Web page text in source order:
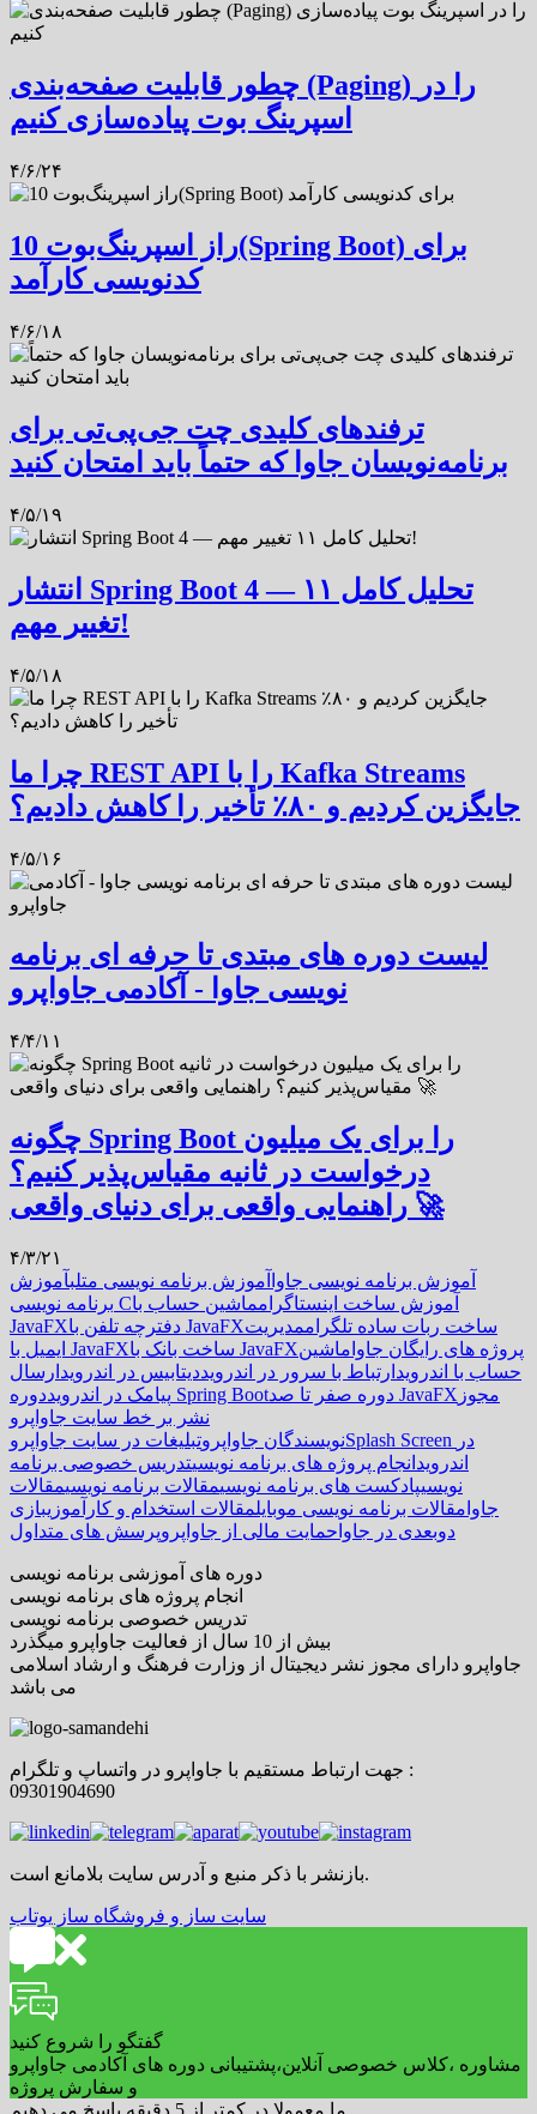
چطور قابلیت صفحه‌بندی (Paging) را در
اسپرینگ بوت پیاده‌سازی کنیم
۴/۶/۲۴
10 راز اسپرینگ‌بوت(Spring Boot) برای
کدنویسی کارآمد
۴/۶/۱۸
ترفندهای کلیدی چت جی‌پی‌تی برای
برنامه‌نویسان جاوا که حتماً باید امتحان کنید
۴/۵/۱۹
انتشار Spring Boot 4 — تحلیل کامل ۱۱
تغییر مهم!
۴/۵/۱۸
چرا ما REST API را با Kafka Streams
جایگزین کردیم و ۸۰٪ تأخیر را کاهش دادیم؟
۴/۵/۱۶
لیست دوره های مبتدی تا حرفه ای برنامه
نویسی جاوا - آکادمی جاواپرو
۴/۴/۱۱
چگونه Spring Boot را برای یک میلیون
درخواست در ثانیه مقیاس‌پذیر کنیم؟
راهنمایی واقعی برای دنیای واقعی 🚀
۴/۳/۲۱
آموزش برنامه نویسی جاوا آموزش برنامه نویسی متلبآموزش
برنامه نویسی C
آموزش ساخت اینستاگرامماشین حساب با
JavaFX
دفترچه تلفن با JavaFX ساخت ربات ساده تلگراممدیریت
ایمیل با JavaFX
ساخت بانک با JavaFX پروژه های رایگان جاوا ماشین
حساب با اندروید ارتباط با سرور در اندرویددیتابیس در اندروید ارسال
پیامک در اندروید دوره Spring Boot دوره صفر تا صد JavaFX مجوز
نشر بر خط سایت جاواپرو
نویسندگان جاواپروتبلیغات در سایت جاواپرو
Splash Screen در
اندروید انجام پروژه های برنامه نویسیتدریس خصوصی برنامه
نویسیپادکست های برنامه نویسیمقالات برنامه نویسیمقالات
جاوا مقالات برنامه نویسی موبایلمقالات استخدام و کارآموزیبازی
دوبعدی در جاوا حمایت مالی از جاواپروپرسش های متداول
دوره های آموزشی برنامه نویسی
انجام پروژه های برنامه نویسی
تدریس خصوصی برنامه نویسی
بیش از 10 سال از فعالیت جاواپرو میگذرد
جاواپرو دارای مجوز نشر دیجیتال از وزارت فرهنگ و ارشاد اسلامی
می باشد
جهت ارتباط مستقیم با جاواپرو در واتساپ و تلگرام :
09301904690
بازنشر با ذکر منبع و آدرس سایت بلامانع است.
سایت ساز و فروشگاه ساز یوتاب
گفتگو را شروع کنید
مشاوره ،کلاس خصوصی آنلاین،پشتیبانی دوره های آکادمی جاواپرو
و سفارش پروژه